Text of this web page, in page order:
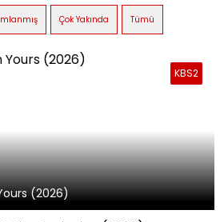
Çok Yakında Tümü
KBS2
(2026)